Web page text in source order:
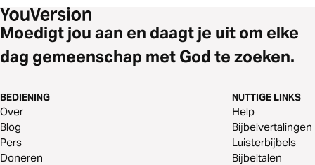
Moedigt jou aan en daagt je uit om elke
dag gemeenschap met God te zoeken.
BEDIENING
Over
Blog
Pers
Doneren
NUTTIGE LINKS
Help
Bijbelvertalingen
Luisterbijbels
Bijbeltalen